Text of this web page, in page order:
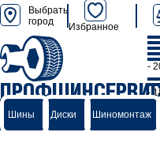
Выбрать
город
Избранное
группа компаний
-
-
Шины Диски Шиномонтаж